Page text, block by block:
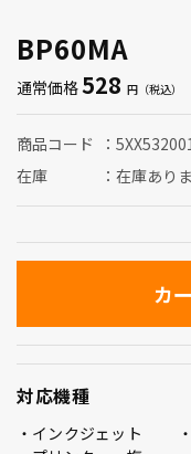
BP60MA
通常価格528
商品コード
在庫
在庫ありま
対応機種
インクジェット